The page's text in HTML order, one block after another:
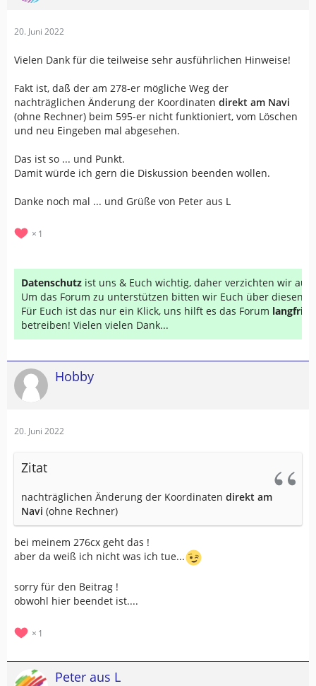
20. Juni 2022
Vielen Dank für die teilweise sehr ausführlichen Hinweise!
Fakt ist, daß der am 278-er mögliche Weg der
nachträglichen Änderung der Koordinaten direkt am Navi
(ohne Rechner) beim 595-er nicht funktioniert, vom Löschen
und neu Eingeben mal abgesehen.
Das ist so ... und Punkt.
Damit würde ich gern die Diskussion beenden wollen.
Danke noch mal ... und Grüße von Peter aus L
1
Datenschutz ist uns & Euch wichtig, daher verzichten wir auf
Um das Forum zu unterstützen bitten wir Euch über diesen
Für Euch ist das nur ein Klick, uns hilft es das Forum
betreiben! Vielen vielen Dank...
Hobby
20. Juni 2022
Zitat
nachträglichen Änderung der Koordinaten direkt am
Navi (ohne Rechner)
bei meinem 276cx geht das !
aber da weiß ich nicht was ich tue...
sorry für den Beitrag !
obwohl hier beendet ist....
1
Peter aus L